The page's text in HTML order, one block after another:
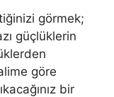
görmek;
güçlüklerin
göre
bir